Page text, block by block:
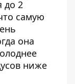
до 2
самую
она
ниже